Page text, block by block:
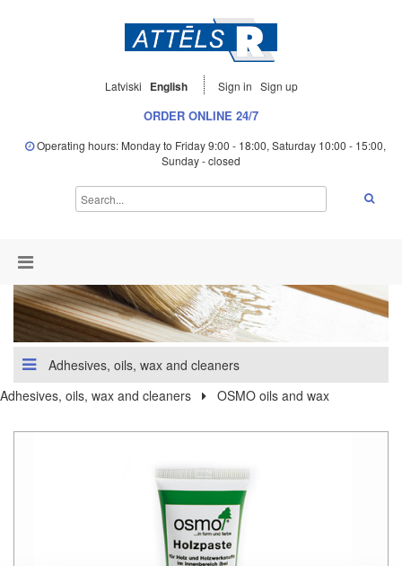
Latviski English Sign in Sign up
ORDER ONLINE 24/7
Operating hours: Monday to Friday 9:00 - 18:00, Saturday 10:00 - 15:00,
Sunday - closed
Adhesives, oils, wax and cleaners
Adhesives, oils, wax and cleaners
OSMO oils and wax